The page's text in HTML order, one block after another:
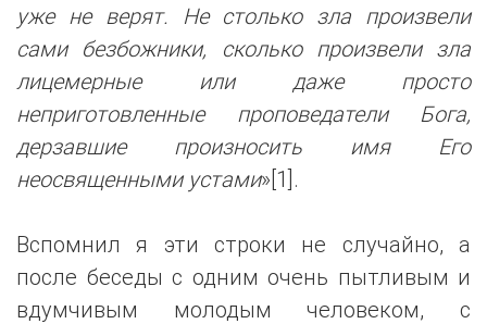
уже не верят. Не столько зла произвели
сами безбожники, сколько произвели зла
лицемерные или даже просто
неприготовленные проповедатели Бога,
дерзавшие произносить имя Его
неосвященными устами»[1].
Вспомнил я эти строки не случайно, а
после беседы с одним очень пытливым и
вдумчивым молодым человеком, с